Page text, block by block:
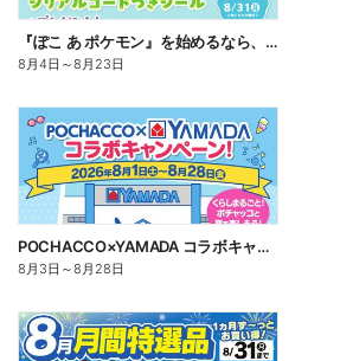
『ぽこ あ ポケモン』を始めるなら、いま。
8月4日 ～8月23日
POCHACCO×YAMADA コラボキャンペーン!
8月3日 ～8月28日